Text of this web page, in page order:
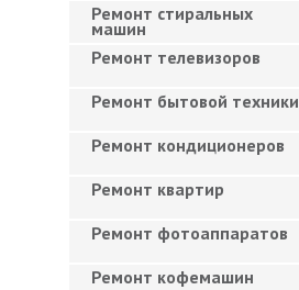
Ремонт стиральных
машин
Ремонт телевизоров
Ремонт бытовой техники
Ремонт кондиционеров
Ремонт квартир
Ремонт фотоаппаратов
Ремонт кофемашин